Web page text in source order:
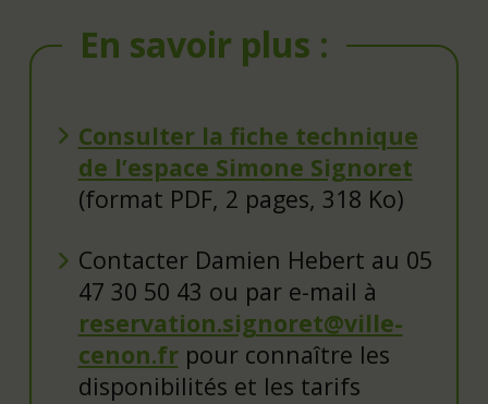
En savoir plus :
Consulter la fiche technique
de l’espace Simone Signoret
(format PDF, 2 pages, 318 Ko)
Contacter Damien Hebert au 05
47 30 50 43 ou par e-mail à
reservation.signoret@ville-
cenon.frpour connaître les
disponibilités et les tarifs